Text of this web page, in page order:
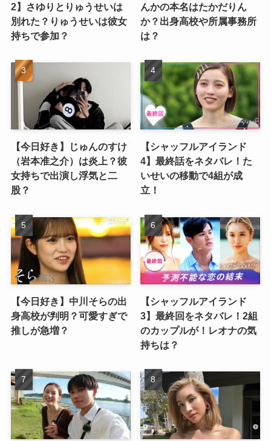
2】さゆりとりゅうせいは
別れた？りゅうせいは彼女
持ちで参加？
んかの本名はたかだりん
か？出身高校や所属事務所
は？
【今日好き】じゅんのすけ
（岩本准之介）は炎上？彼
女持ちで出演し浮気と二
股？
【シャッフルアイランド
4】最終話をネタバレ！た
いせいの移動で4組が成
立！
【今日好き】中川そらの出
身高校が判明？可愛すぎで
推しが急増？
【シャッフルアイランド
3】最終回をネタバレ！2組
のカップルが！レオナの気
持ちは？